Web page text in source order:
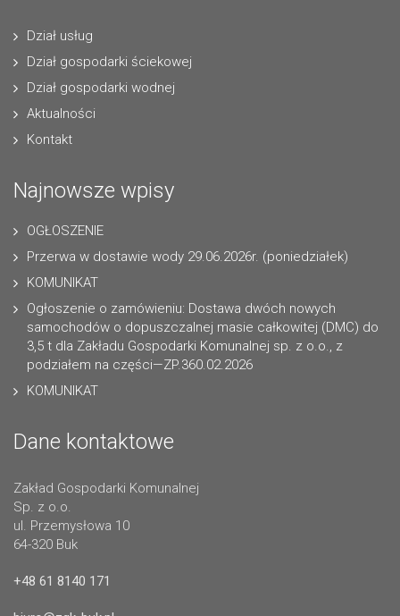
Dział usług
Dział gospodarki ściekowej
Dział gospodarki wodnej
Aktualności
Kontakt
Najnowsze wpisy
OGŁOSZENIE
Przerwa w dostawie wody 29.06.2026r. (poniedziałek)
KOMUNIKAT
Ogłoszenie o zamówieniu: Dostawa dwóch nowych
samochodów o dopuszczalnej masie całkowitej (DMC) do
3,5 t dla Zakładu Gospodarki Komunalnej sp. z o.o., z
podziałem na części—ZP.360.02.2026
KOMUNIKAT
Dane kontaktowe
Zakład Gospodarki Komunalnej
Sp. z o.o.
ul. Przemysłowa 10
64-320 Buk
+48 61 8140 171